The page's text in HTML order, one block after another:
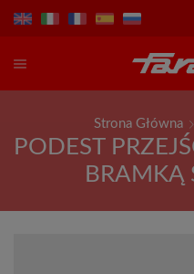
Strona Główna
PODEST
BRAMKĄ